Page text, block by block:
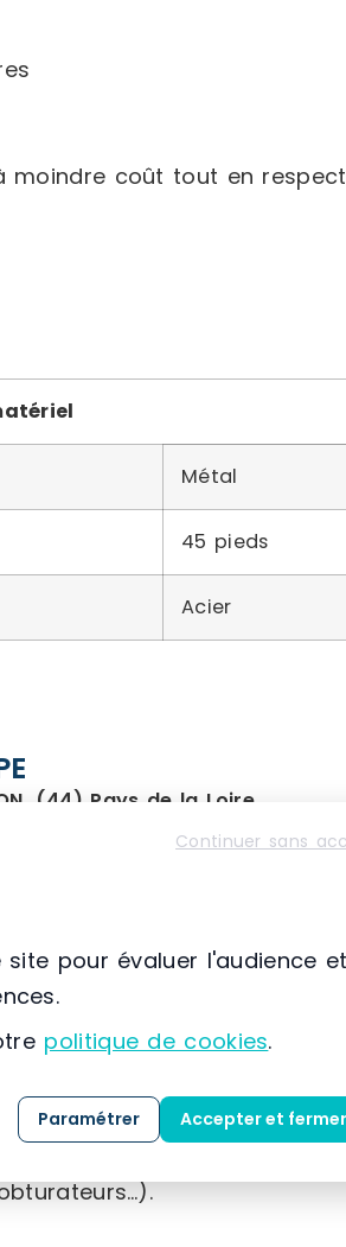
moindre coût tout en
Métal
45 pieds
Acier
(44) Pays de la Loire
complète de solutions
et divers équipements de
de laprotection
(granulés, fibres,
équipements dédiés au
(bacs de
Continuer sans
pour évaluer l'audience et
politique de cookies.
Paramétrer Accepter et fermer